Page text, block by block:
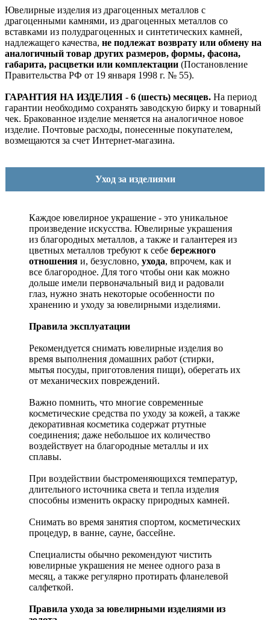
Ювелирные изделия из драгоценных металлов с
драгоценными камнями, из драгоценных металлов со
вставками из полудрагоценных и синтетических камней,
надлежащего качества, не подлежат возврату или обмену на
аналогичный товар других размеров, формы, фасона,
габарита, расцветки или комплектации (Постановление
Правительства РФ от 19 января 1998 г. № 55).
ГАРАНТИЯ НА ИЗДЕЛИЯ - 6 (шесть) месяцев. На период
гарантии необходимо сохранять заводскую бирку и товарный
чек. Бракованное изделие меняется на аналогичное новое
изделие. Почтовые расходы, понесенные покупателем,
возмещаются за счет Интернет-магазина.
Уход за изделиями
Каждое ювелирное украшение - это уникальное
произведение искусства. Ювелирные украшения
из благородных металлов, а также и галантерея из
цветных металлов требуют к себе бережного
отношения и, безусловно, ухода, впрочем, как и
все благородное. Для того чтобы они как можно
дольше имели первоначальный вид и радовали
глаз, нужно знать некоторые особенности по
хранению и уходу за ювелирными изделиями.
Правила эксплуатации
Рекомендуется снимать ювелирные изделия во
время выполнения домашних работ (стирки,
мытья посуды, приготовления пищи), оберегать их
от механических повреждений.
Важно помнить, что многие современные
косметические средства по уходу за кожей, а также
декоративная косметика содержат ртутные
соединения; даже небольшое их количество
воздействует на благородные металлы и их
сплавы.
При воздействии быстроменяющихся температур,
длительного источника света и тепла изделия
способны изменить окраску природных камней.
Снимать во время занятия спортом, косметических
процедур, в ванне, сауне, бассейне.
Специалисты обычно рекомендуют чистить
ювелирные украшения не менее одного раза в
месяц, а также регулярно протирать фланелевой
салфеткой.
Правила ухода за ювелирными изделиями из